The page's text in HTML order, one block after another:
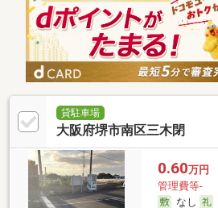
貸駐車場
大阪府堺市南区三木閉
0.60万円
管理費等-
なし